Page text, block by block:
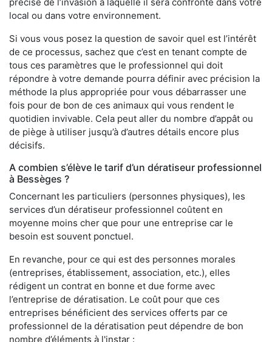
précise de l’invasion à laquelle il sera confronté dans votre
local ou dans votre environnement.
Si vous vous posez la question de savoir quel est l’intérêt
de ce processus, sachez que c’est en tenant compte de
tous ces paramètres que le professionnel qui doit
répondre à votre demande pourra définir avec précision la
méthode la plus appropriée pour vous débarrasser une
fois pour de bon de ces animaux qui vous rendent le
quotidien invivable. Cela peut aller du nombre d’appât ou
de piège à utiliser jusqu’à d’autres détails encore plus
décisifs.
A combien s’élève le tarif d’un dératiseur professionnel
à Bessèges ?
Concernant les particuliers (personnes physiques), les
services d’un dératiseur professionnel coûtent en
moyenne moins cher que pour une entreprise car le
besoin est souvent ponctuel.
En revanche, pour ce qui est des personnes morales
(entreprises, établissement, association, etc.), elles
rédigent un contrat en bonne et due forme avec
l’entreprise de dératisation. Le coût pour que ces
entreprises bénéficient des services offerts par ce
professionnel de la dératisation peut dépendre de bon
nombre d’éléments à l'instar :